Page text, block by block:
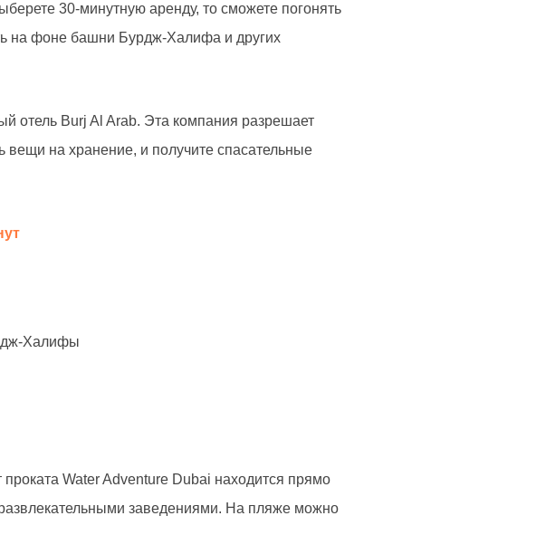
30-минутную аренду, то сможете погонять
на фоне башни Бурдж-Халифа и других
отель Burj Al Arab. Эта компания разрешает
на хранение, и получите спасательные
Water Adventure Dubai находится прямо
заведениями. На пляже можно